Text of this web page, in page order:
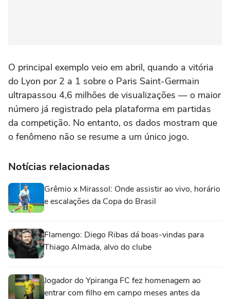
O principal exemplo veio em abril, quando a vitória
do Lyon por 2 a 1 sobre o Paris Saint-Germain
ultrapassou 4,6 milhões de visualizações — o maior
número já registrado pela plataforma em partidas
da competição. No entanto, os dados mostram que
o fenômeno não se resume a um único jogo.
Notícias relacionadas
Grêmio x Mirassol: Onde assistir ao vivo, horário
e escalações da Copa do Brasil
Flamengo: Diego Ribas dá boas-vindas para
Thiago Almada, alvo do clube
Jogador do Ypiranga FC fez homenagem ao
entrar com filho em campo meses antes da